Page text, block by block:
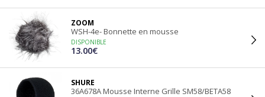
ZOOM
WSH-4e- Bonnette en mousse
DISPONIBLE
13.00€
SHURE
36A678A Mousse Interne Grille SM58/BETA58